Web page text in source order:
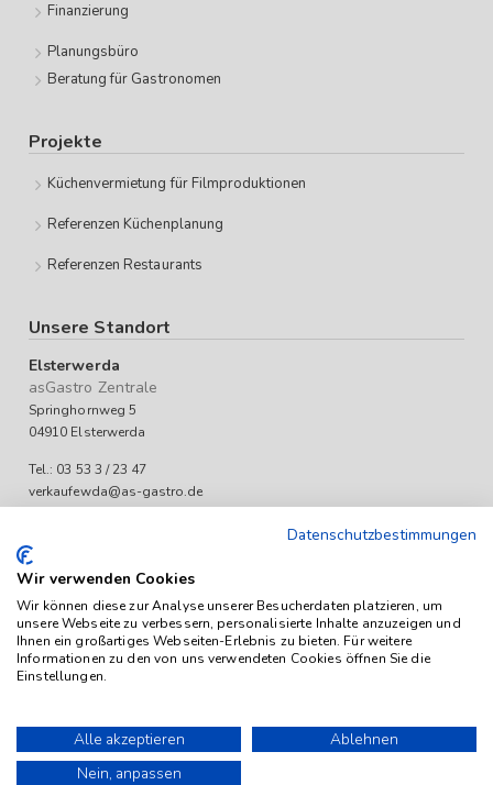
Finanzierung
Planungsbüro
Beratung für Gastronomen
Projekte
Küchenvermietung für Filmproduktionen
Referenzen Küchenplanung
Referenzen Restaurants
Unsere Standort
Elsterwerda
asGastro Zentrale
Springhornweg 5
04910 Elsterwerda
Tel.: 03 53 3 / 23 47
verkaufewda@as-gastro.de
Mo-Fr 09:00 bis 17:00 Uhr
Das Angebot von as-Gastro richtet sich ausschließlich an
und verstehen sich netto zzgl. geltender gesetzl. USt.
Datenschutzbestimmungen
Wir verwenden Cookies
Wir können diese zur Analyse unserer Besucherdaten platzieren, um
unsere Webseite zu verbessern, personalisierte Inhalte anzuzeigen und
Ihnen ein großartiges Webseiten-Erlebnis zu bieten. Für weitere
Informationen zu den von uns verwendeten Cookies öffnen Sie die
Einstellungen.
Alle akzeptieren
Ablehnen
Nein, anpassen